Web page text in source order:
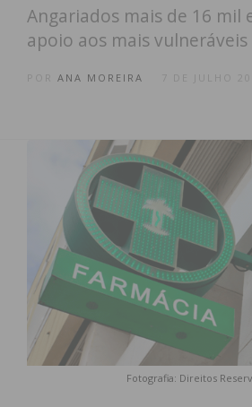
Angariados mais de 16 mil
apoio aos mais vulneráveis
ANA MOREIRA 7 DE JULHO
Fotografia: Direitos